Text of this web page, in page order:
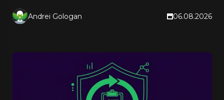
Andrei Gologan 06.08.2026